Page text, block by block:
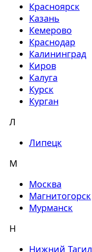
Красноярск
Казань
Кемерово
Краснодар
Калининград
Киров
Калуга
Курск
Курган
Л
Липецк
М
Москва
Магнитогорск
Мурманск
Н
Нижний Тагил